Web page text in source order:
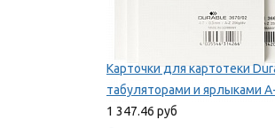
Карточки для картотеки
табуляторами и ярлыками
1 347.46 руб